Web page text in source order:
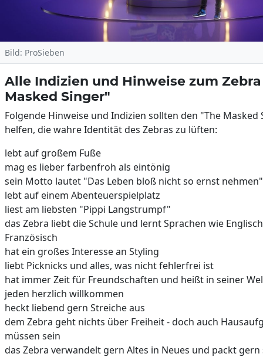
Bild: ProSieben
Alle Indizien und Hinweise zum
Masked Singer"
Folgende Hinweise und Indizien sollten den "The Masked
helfen, die wahre Identität des Zebras zu lüften:
lebt auf großem Fuße
mag es lieber farbenfroh als eintönig
sein Motto lautet "Das Leben bloß nicht so ernst nehmen"
lebt auf einem Abenteuerspielplatz
liest am liebsten "Pippi Langstrumpf"
das Zebra liebt die Schule und lernt Sprachen wie
Französisch
hat ein großes Interesse an Styling
liebt Picknicks und alles, was nicht fehlerfrei ist
hat immer Zeit für Freundschaften und heißt in seiner
jeden herzlich willkommen
heckt liebend gern Streiche aus
dem Zebra geht nichts über Freiheit - doch auch
müssen sein
das Zebra verwandelt gern Altes in Neues und packt gern